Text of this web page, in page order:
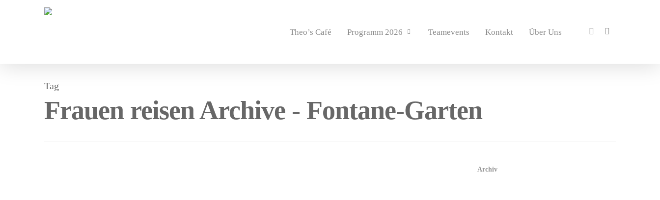
Theo’s Café Programm 2026 Teamevents Kontakt Über Uns
Tag
Frauen reisen Archive - Fontane-Garten
Archiv